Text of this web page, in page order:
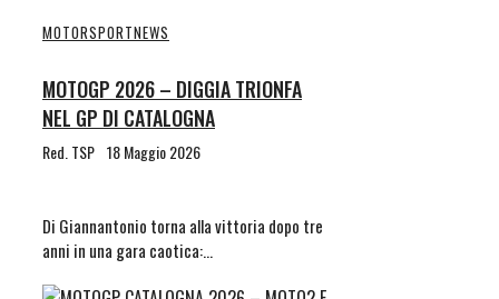
MOTORSPORTNEWS
MOTOGP 2026 – DIGGIA TRIONFA
NEL GP DI CATALOGNA
Red. TSP 18 Maggio 2026
Di Giannantonio torna alla vittoria dopo tre
anni in una gara caotica:…